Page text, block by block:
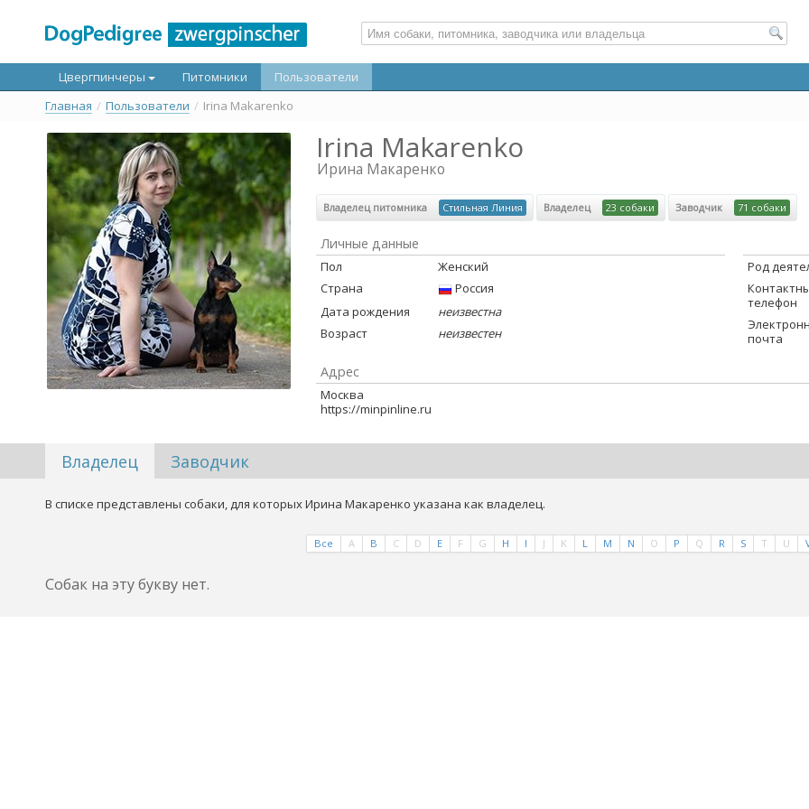
Цвергпинчеры Питомники Пользователи
Главная / Пользователи / Irina Makarenko
Irina Makarenko
Ирина Макаренко
Владелец питомника Стильная Линия Владелец 23 собаки Заводчик 71 собаки
Личные данные
Пол
Женский
Страна
Россия
Дата рождения
неизвестна
Возраст
неизвестен
Род
телефон
почта
Адрес
Москва
https://minpinline.ru
Владелец Заводчик
В списке представлены собаки, для которых Ирина Макаренко указана как владелец.
Все A B C D E F G H I J K L M N O P Q R S T U
Собак на эту букву нет.